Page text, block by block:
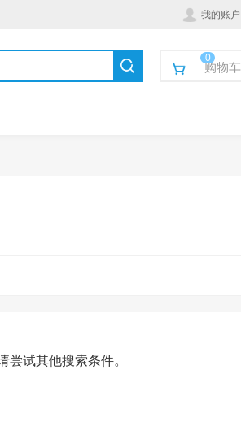
我的账户
购物车
0
尝试其他搜索条件。